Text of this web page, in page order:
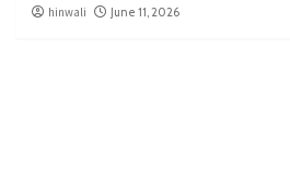
hinwali June 11, 2026